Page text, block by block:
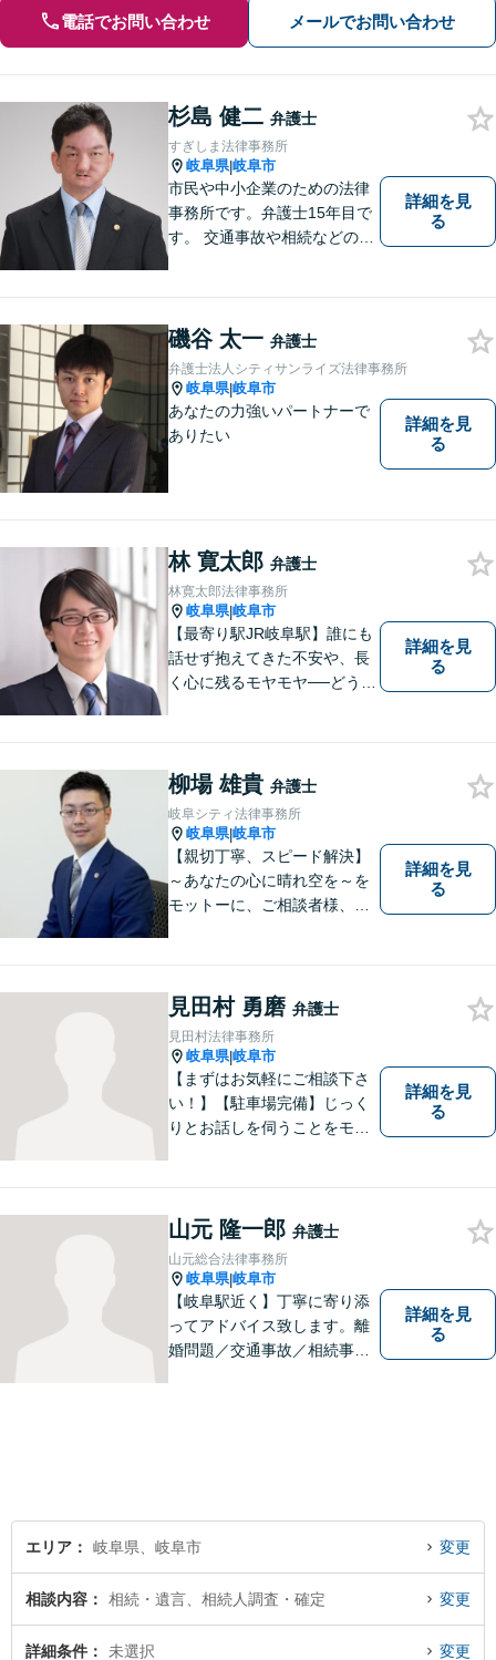
電話でお問い合わせ メールでお問い合わせ
杉島 健二 弁護士
すぎしま法律事務所
岐阜県|岐阜市
市民や中小企業のための法律
事務所です。弁護士15年目で
す。 交通事故や相続などの相
ました。特に交通事故では多
くの後遺障害事故や死亡事故
を解決してきました。
詳細を見
る
磯谷 太一 弁護士
弁護士法人シティサンライズ法律事務所
岐阜県|岐阜市
あなたの力強いパートナーで
ありたい
詳細を見
る
林 寛太郎 弁護士
林寛太郎法律事務所
岐阜県|岐阜市
【最寄り駅JR岐阜駅】誰にも
話せず抱えてきた不安や、長
く心に残るモヤモヤ──どうぞ
一緒に見つけていきます。
【丁寧なヒアリング】【地域
密着型の法律事務所】
詳細を見
る
柳場 雄貴 弁護士
岐阜シティ法律事務所
岐阜県|岐阜市
【親切丁寧、スピード解決】
～あなたの心に晴れ空を～を
モットーに、ご相談者様、依
お気軽にご相談下さい。
詳細を見
る
見田村 勇磨 弁護士
見田村法律事務所
岐阜県|岐阜市
【まずはお気軽にご相談下さ
い！】【駐車場完備】じっく
りとお話しを伺うことをモッ
詳細を見
る
山元 隆一郎 弁護士
山元総合法律事務所
岐阜県|岐阜市
【岐阜駅近く】丁寧に寄り添
ってアドバイス致します。離
婚問題／交通事故／相続事件
詳細を見
る
エリア 岐阜県、岐阜市 変更
相談内容 相続・遺言、相続人調査・確定 変更
詳細条件 未選択 変更